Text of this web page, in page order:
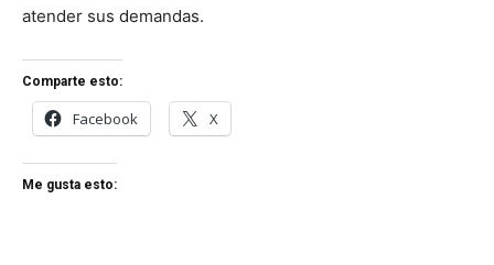
atender sus demandas.
Comparte esto:
Facebook X
Me gusta esto: